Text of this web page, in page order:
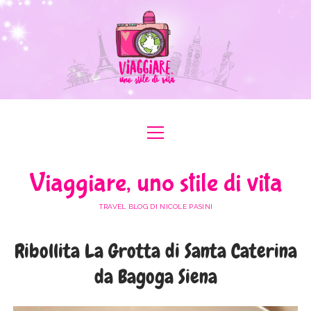
ABOUT ME
MEDIA KIT
menu
BOLOGNA
FORLÌ-CESENA
apri
menu
LAZIO
LOMBARDIA
AUSTRIA
BULGARIA
AFRICA apri
EGITTO
ASIA apri
apri
menu
Viaggiare, uno stile di vita
TRAVEL BLOG DI NICOLE PASINI
Ribollita La Grotta di Santa Caterina
da Bagoga Siena